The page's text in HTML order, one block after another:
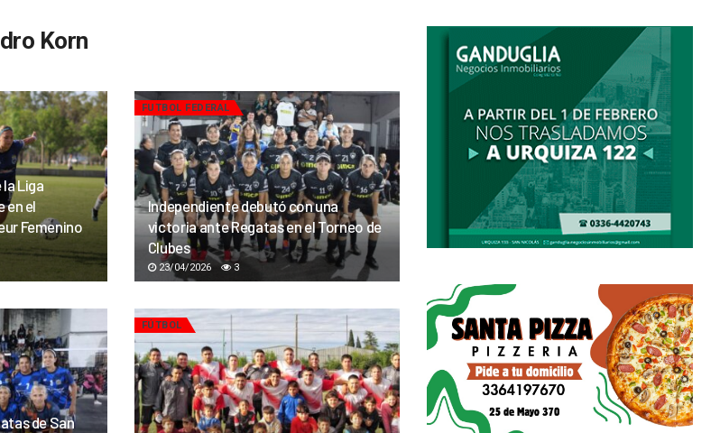
Korn
Liga
en el
Femenino
FUTBOL FEDERAL
Independiente debutó con una
victoria ante Regatas en el Torneo de
Clubes
23/04/2026 3
de San
FÚTBOL